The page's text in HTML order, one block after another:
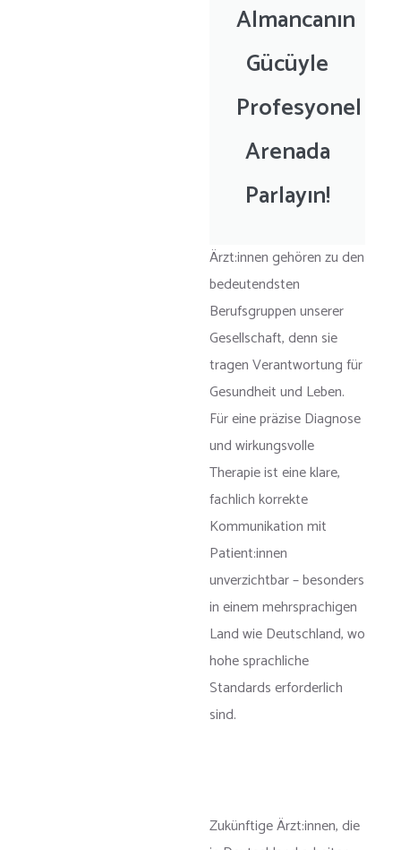
Almancanın
Gücüyle
Profesyonel
Arenada
Parlayın!
Ärzt:innen gehören zu den
bedeutendsten
Berufsgruppen unserer
Gesellschaft, denn sie
tragen Verantwortung für
Gesundheit und Leben.
Für eine präzise Diagnose
und wirkungsvolle
Therapie ist eine klare,
fachlich korrekte
Kommunikation mit
Patient:innen
unverzichtbar – besonders
in einem mehrsprachigen
Land wie Deutschland, wo
hohe sprachliche
Standards erforderlich
sind.
Zukünftige Ärzt:innen, die